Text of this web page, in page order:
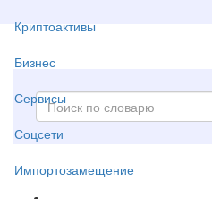
Криптоактивы
Бизнес
Сервисы
Соцсети
Импортозамещение